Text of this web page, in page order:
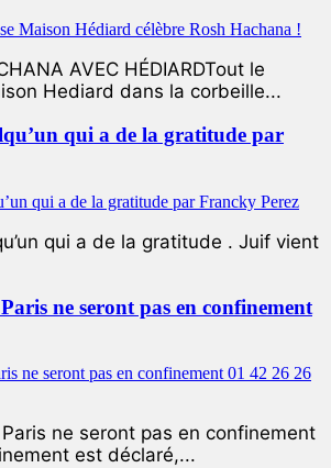
AVEC HÉDIARDTout le
Hediard dans la corbeille...
qui a de la gratitude par
qui a de la gratitude . Juif vient
ne seront pas en confinement
ne seront pas en confinement
est déclaré,...